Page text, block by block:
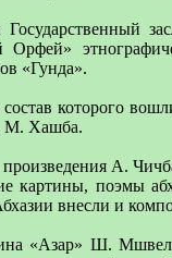
«Гунда».
которого
М. Хашба.
А.
поэмы
внесли и
«Азар» Ш.